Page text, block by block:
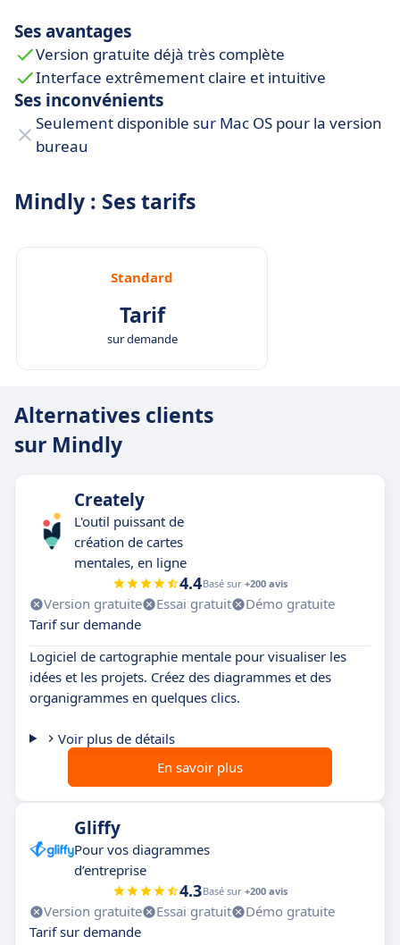
Accès Offline
Syncronisation iCloud sur iOS
Syncronisation Dropbox pour Android
Ses avantages
Version gratuite déjà très complète
Interface extrêmement claire et intuitive
Ses inconvénients
Seulement disponible sur Mac OS pour la version
bureau
Mindly : Ses tarifs
Standard
Tarif
sur demande
Alternatives clients
sur Mindly
Creately
L'outil puissant de
création de cartes
mentales, en ligne
4.4Basé sur +200 avis
Version gratuite Essai gratuit
Démo gratuite
Tarif sur demande
Logiciel de cartographie mentale pour visualiser les
idées et les projets. Créez des diagrammes et des
organigrammes en quelques clics.
Voir plus de détails
En savoir plus
Gliffy
Pour vos diagrammes
d’entreprise
4.3Basé sur +200 avis
Version gratuite Essai gratuit
Démo gratuite
Tarif sur demande